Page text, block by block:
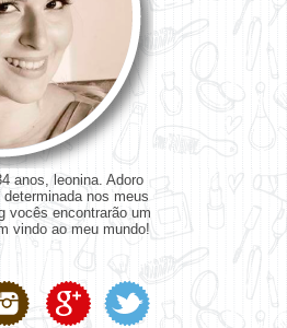
anos, leonina. Adoro
nos meus
vocês encontrarão um
vindo ao meu mundo!